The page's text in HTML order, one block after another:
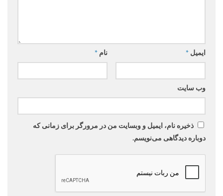
نام * ایمیل *
وب‌ سایت
ذخیره نام، ایمیل و وبسایت من در مرورگر برای زمانی که
دوباره دیدگاهی می‌نویسم.